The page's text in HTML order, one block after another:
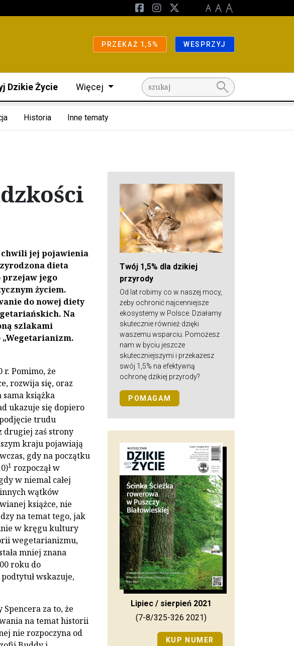
Dzikie Życie Więcej search
PRZEKAŻ 1,5% WESPRZYJ
Historia Inne tematy
jej pojawienia
dieta
przejaw jego
życiem.
do nowej diety
Na
szlakami
r. Pomimo, że
rozwija się, oraz
sama książka
ukazuje się dopiero
trudu
drugiej zaś strony
kraju pojawiają
gdy na początku
1 rozpoczął w
w niemal całej
wątków
książce, nie
na temat tego, jak
w kręgu kultury
wegetarianizmu,
mniej znana
roku do
wskazuje,
Spencera za to, że
na temat historii
nie rozpoczyna od
Twój 1,5% dla dzikiej
przyrody
Od lat robimy co w naszej mocy,
żeby ochronić najcenniejsze
ekosystemy w Polsce. Działamy
skutecznie również dzięki
waszemu wsparciu. Pomożesz
nam w byciu jeszcze
skuteczniejszymi i przekażesz
swój 1,5% na efektywną
ochronę dzikiej przyrody?
POMAGAM
Lipiec / sierpień 2021
(7-8/325-326 2021)
KUP NUMER